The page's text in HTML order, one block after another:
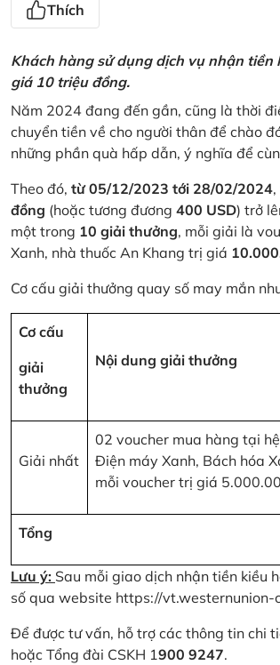
Thích
Khách hàng sử dụng dịch vụ nhận tiền
giá 10 triệu đồng.
Năm 2024 đang đến gần, cũng là thời
chuyển tiền về cho người thân để chào
những phần quà hấp dẫn, ý nghĩa để
Theo đó, từ 05/12/2023 tới 28/02/2024
đồng (hoặc tương đương 400 USD) trở
một trong 10 giải thưởng, mỗi giải là
Xanh, nhà thuốc An Khang trị giá
Cơ cấu giải thưởng quay số may mắn
Cơ cấu
giải
thưởng
Nội dung giải thưởng
Giải nhất
02 voucher mua hàng tại
Điện máy Xanh, Bách hóa
mỗi voucher trị giá
Tổng
Lưu ý: Sau mỗi giao dịch nhận tiền kiều
số qua website https://vt.westernunion-
Để được tư vấn, hỗ trợ các thông tin chi
hoặc Tổng đài CSKH 1900 9247.